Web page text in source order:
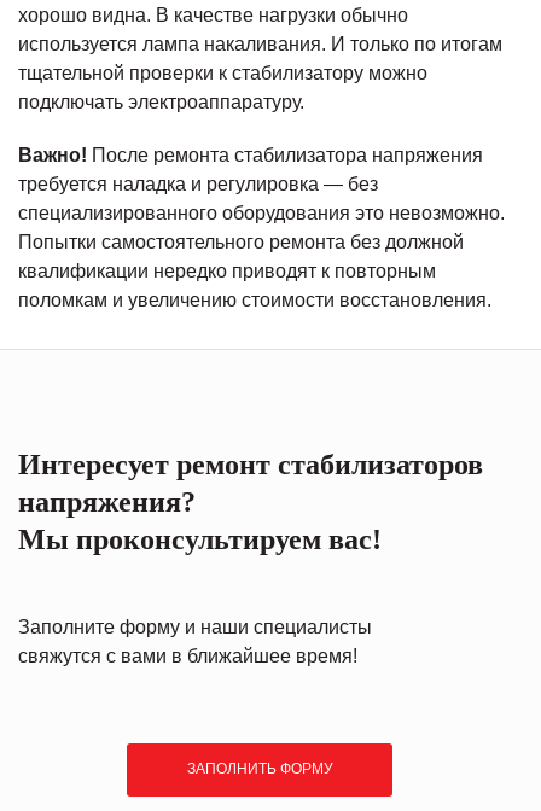
хорошо видна. В качестве нагрузки обычно
используется лампа накаливания. И только по итогам
тщательной проверки к стабилизатору можно
подключать электроаппаратуру.
Важно! После ремонта стабилизатора напряжения
требуется наладка и регулировка — без
специализированного оборудования это невозможно.
Попытки самостоятельного ремонта без должной
квалификации нередко приводят к повторным
поломкам и увеличению стоимости восстановления.
Интересует ремонт стабилизаторов
напряжения?
Мы проконсультируем вас!
Заполните форму и наши специалисты
свяжутся с вами в ближайшее время!
ЗАПОЛНИТЬ ФОРМУ